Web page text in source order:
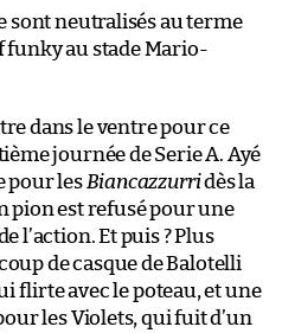
sont neutralisés au terme
funky au stade Mario-
dans le ventre pour ce
journée de Serie A. Ayé
pour les Biancazzurridès la
pion est refusé pour une
l’action. Et puis ? Plus
de casque de Balotelli
flirte avec le poteau, et une
les Violets, qui fuit d’un